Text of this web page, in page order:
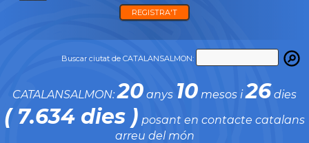
REGISTRA'T
Buscar ciutat de CATALANSALMON:
CATALANSALMON:20 anys 10 mesos i26 dies
( 7.634 dies ) posant en contacte catalans
arreu del món